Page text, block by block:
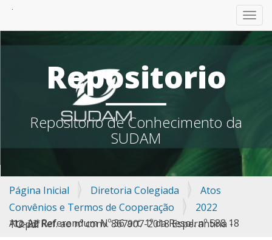
Repositorio
Repositorio de Conhecimento da
SUDAM
Página Inicial Diretoria Colegiada
Atos
Convênios e Termos de Cooperação
2022
Ato Ad Referendum Nº 36 art. 1º da Resol. nº 588 18 -12-22 Ref. ao nº conv. 867907-2018 Esperantina - TO.pdf